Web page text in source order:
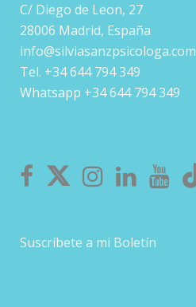
C/ Diego de Leon, 27
28006 Madrid, España
info@silviasanzpsicologa.com
Tel. +34 644 794 349
Whatsapp +34 644 794 349
Suscríbete a mi Boletín